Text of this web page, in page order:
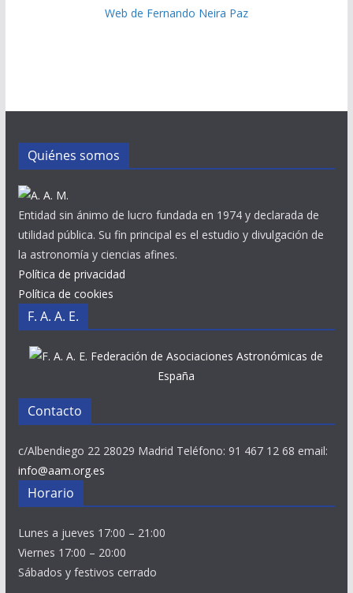
Web de Fernando Neira Paz
Quiénes somos
Entidad sin ánimo de lucro fundada en 1974 y declarada de
utilidad pública. Su fin principal es el estudio y divulgación de
la astronomía y ciencias afines.
Política de privacidad
Política de cookies
F. A. A. E.
Federación de Asociaciones Astronómicas de
España
Contacto
c/Albendiego 22 28029 Madrid Teléfono: 91 467 12 68 email:
info@aam.org.es
Horario
Lunes a jueves 17:00 – 21:00
Viernes 17:00 – 20:00
Sábados y festivos cerrado